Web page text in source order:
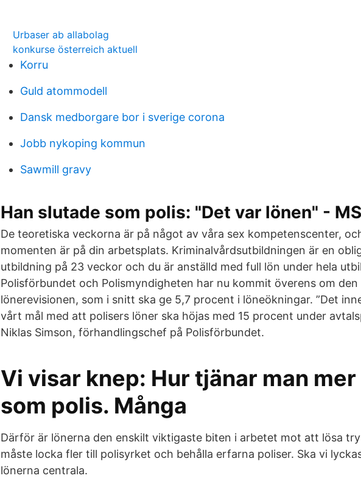
Urbaser ab allabolag
konkurse österreich aktuell
Korru
Guld atommodell
Dansk medborgare bor i sverige corona
Jobb nykoping kommun
Sawmill gravy
Han slutade som polis: "Det var lönen" -
De teoretiska veckorna är på något av våra sex kompetenscenter,
momenten är på din arbetsplats. Kriminalvårdsutbildningen är en
utbildning på 23 veckor och du är anställd med full lön under hela
Polisförbundet och Polismyndigheten har nu kommit överens om den
lönerevisionen, som i snitt ska ge 5,7 procent i löneökningar. ”Det
vårt mål med att polisers löner ska höjas med 15 procent under
Niklas Simson, förhandlingschef på Polisförbundet.
Vi visar knep: Hur tjänar man
som polis. Många
Därför är lönerna den enskilt viktigaste biten i arbetet mot att lösa
måste locka fler till polisyrket och behålla erfarna poliser. Ska vi
lönerna centrala.